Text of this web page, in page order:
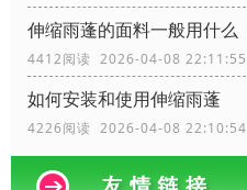
伸缩雨蓬的面料一般用什么
4412阅读 2026-04-08 22:11:55
如何安装和使用伸缩雨蓬
4226阅读 2026-04-08 22:10:54